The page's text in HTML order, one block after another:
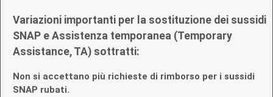
Variazioni importanti per la sostituzione dei sussidi
SNAP e Assistenza temporanea (Temporary
Assistance, TA) sottratti:
Non si accettano più richieste di rimborso per i sussidi
SNAP rubati.